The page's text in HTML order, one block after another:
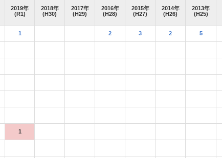
2019年
(R1)
2018年
(H30)
2017年
(H29)
2016年
(H28)
2015年
(H27)
2014年
(H26)
2013年
(H25)
1 2 3 2 5
1